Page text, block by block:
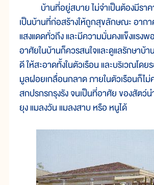
บ้านที่อยู่สบาย ไม่จำเป็นต้องมีราค
เป็นบ้านที่ก่อสร้างให้ถูกสุขลักษณะ อากา
แสงแดดทั่วถึง และมีความมั่นคงแข็งแรง
อาศัยในบ้านก็ควรสนใจและดูแลรักษาบ้
ดี ให้สะอาดทั้งในตัวเรือน และบริเวณโดย
มูลฝอยเกลื่อนกลาด ภายในตัวเรือนก็ไ
สกปรกรกรุงรัง จนเป็นที่อาศัย ของสัตว์น
ยุง แมลงวัน แมลงสาบ หรือ หนูได้